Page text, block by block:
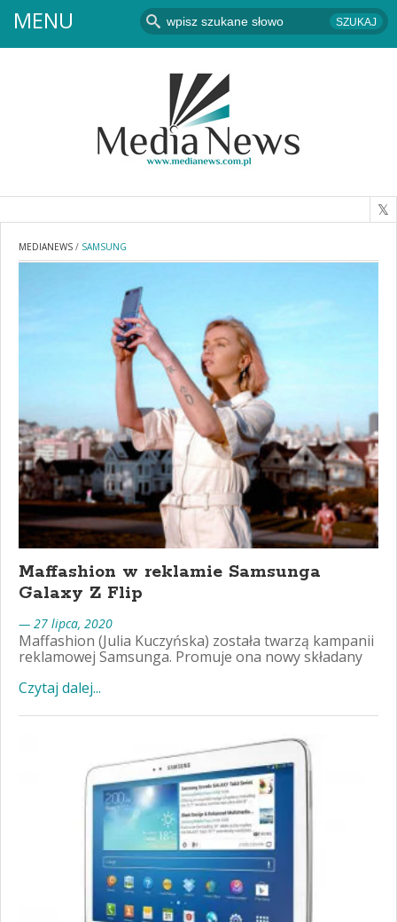
MENU
MEDIANEWS / SAMSUNG
Maffashion w reklamie Samsunga
Galaxy Z Flip
— 27 lipca, 2020
Maffashion (Julia Kuczyńska) została twarzą kampanii
reklamowej Samsunga. Promuje ona nowy składany
Czytaj dalej...